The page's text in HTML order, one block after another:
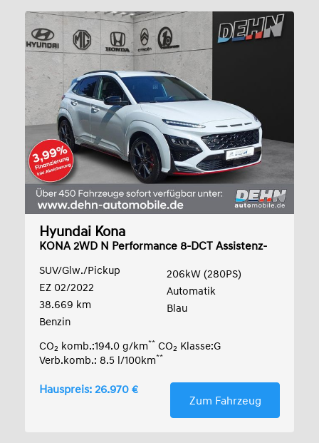
Hyundai Kona
KONA 2WD N Performance 8-DCT Assistenz-
SUV/Glw./Pickup
EZ 02/2022
38.669 km
Benzin
206kW (280PS)
Automatik
Blau
CO2 komb.:194.0 g/km** CO2 Klasse:G
Verb.komb.: 8.5 l/100km**
Hauspreis: 26.970 €
Zum Fahrzeug